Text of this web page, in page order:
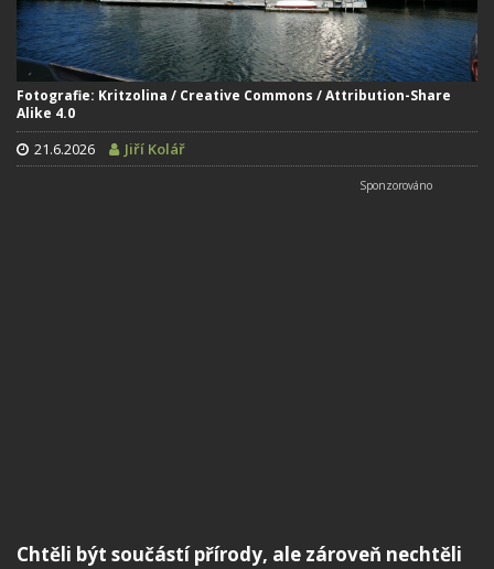
Fotografie: Kritzolina / Creative Commons / Attribution-Share
Alike 4.0
21.6.2026 Jiří Kolář
Chtěli být součástí přírody, ale zároveň nechtěli